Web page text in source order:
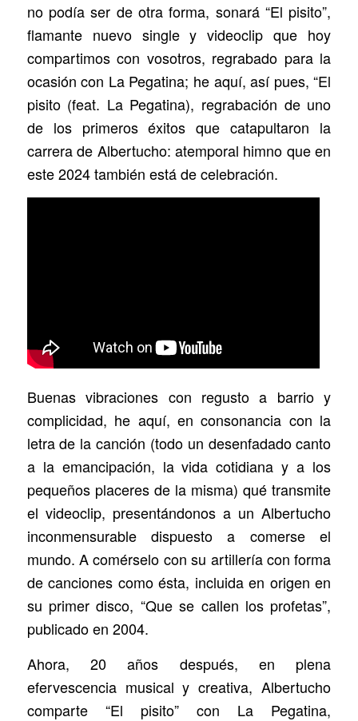
no podía ser de otra forma, sonará “El pisito”,
flamante nuevo single y videoclip que hoy
compartimos con vosotros, regrabado para la
ocasión con La Pegatina; he aquí, así pues, “El
pisito (feat. La Pegatina), regrabación de uno
de los primeros éxitos que catapultaron la
carrera de Albertucho: atemporal himno que en
este 2024 también está de celebración.
Buenas vibraciones con regusto a barrio y
complicidad, he aquí, en consonancia con la
letra de la canción (todo un desenfadado canto
a la emancipación, la vida cotidiana y a los
pequeños placeres de la misma) qué transmite
el videoclip, presentándonos a un Albertucho
inconmensurable dispuesto a comerse el
mundo. A comérselo con su artillería con forma
de canciones como ésta, incluida en origen en
su primer disco, “Que se callen los profetas”,
publicado en 2004.
Ahora, 20 años después, en plena
efervescencia musical y creativa, Albertucho
comparte “El pisito” con La Pegatina,